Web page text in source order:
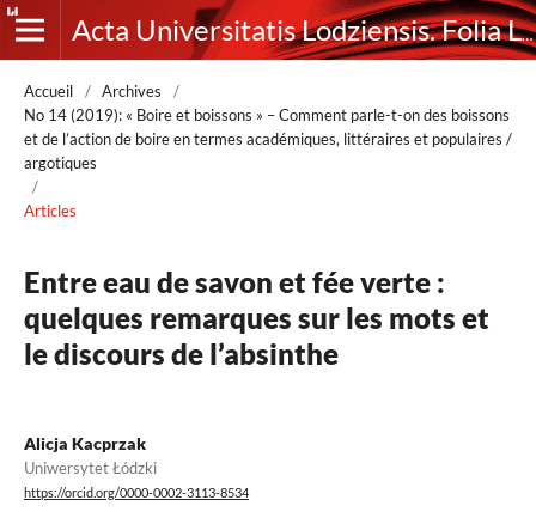
Acta Universitatis Lodziensis. Folia Litteraria Romanica
Accueil / Archives
/
No 14 (2019): « Boire et boissons » – Comment parle-t-on des boissons
et de l’action de boire en termes académiques, littéraires et populaires /
argotiques
/
Articles
Entre eau de savon et fée verte :
quelques remarques sur les mots et
le discours de l’absinthe
Alicja Kacprzak
Uniwersytet Łódzki
https://orcid.org/0000-0002-3113-8534